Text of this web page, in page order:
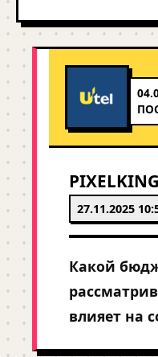
PIXELKING
27.11.2025
Какой
влияет на